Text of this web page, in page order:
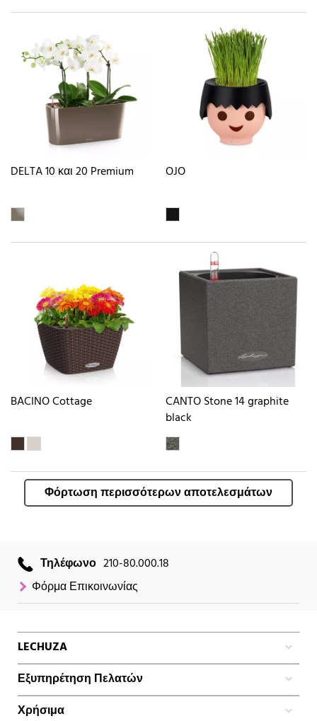
DELTA 10 και 20 Premium OJO
BACINO Cottage
CANTO Stone 14 graphite
black
Φόρτωση περισσότερων αποτελεσμάτων
Τηλέφωνο 210-80.000.18
Φόρμα Επικοινωνίας
LECHUZA
Εξυπηρέτηση Πελατών
Χρήσιμα